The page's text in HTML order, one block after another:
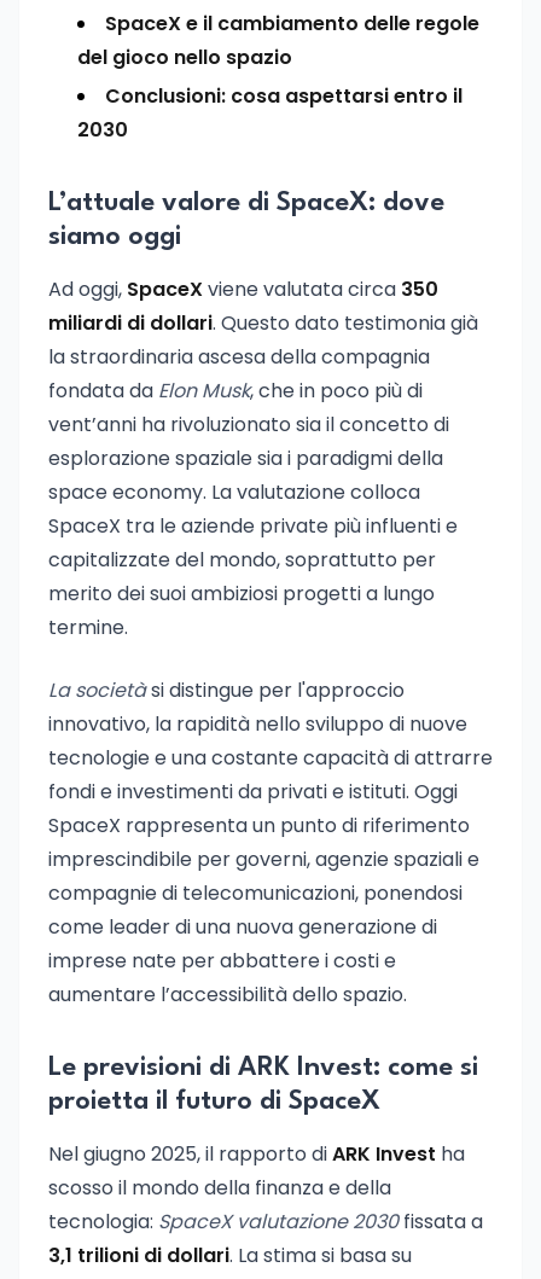
SpaceX e il cambiamento delle regole
del gioco nello spazio
Conclusioni: cosa aspettarsi entro il
2030
L’attuale valore di SpaceX: dove
siamo oggi
Ad oggi, SpaceXviene valutata circa 350
miliardi di dollari. Questo dato testimonia già
la straordinaria ascesa della compagnia
fondata da Elon Musk, che in poco più di
vent’anni ha rivoluzionato sia il concetto di
esplorazione spaziale sia i paradigmi della
space economy. La valutazione colloca
SpaceX tra le aziende private più influenti e
capitalizzate del mondo, soprattutto per
merito dei suoi ambiziosi progetti a lungo
termine.
La societàsi distingue per l'approccio
innovativo, la rapidità nello sviluppo di nuove
tecnologie e una costante capacità di attrarre
fondi e investimenti da privati e istituti. Oggi
SpaceX rappresenta un punto di riferimento
imprescindibile per governi, agenzie spaziali e
compagnie di telecomunicazioni, ponendosi
come leader di una nuova generazione di
imprese nate per abbattere i costi e
aumentare l’accessibilità dello spazio.
Le previsioni di ARK Invest: come si
proietta il futuro di SpaceX
Nel giugno 2025, il rapporto diARK Invest ha
scosso il mondo della finanza e della
tecnologia: SpaceX valutazione 2030fissata a
3,1 trilioni di dollari. La stima si basa su